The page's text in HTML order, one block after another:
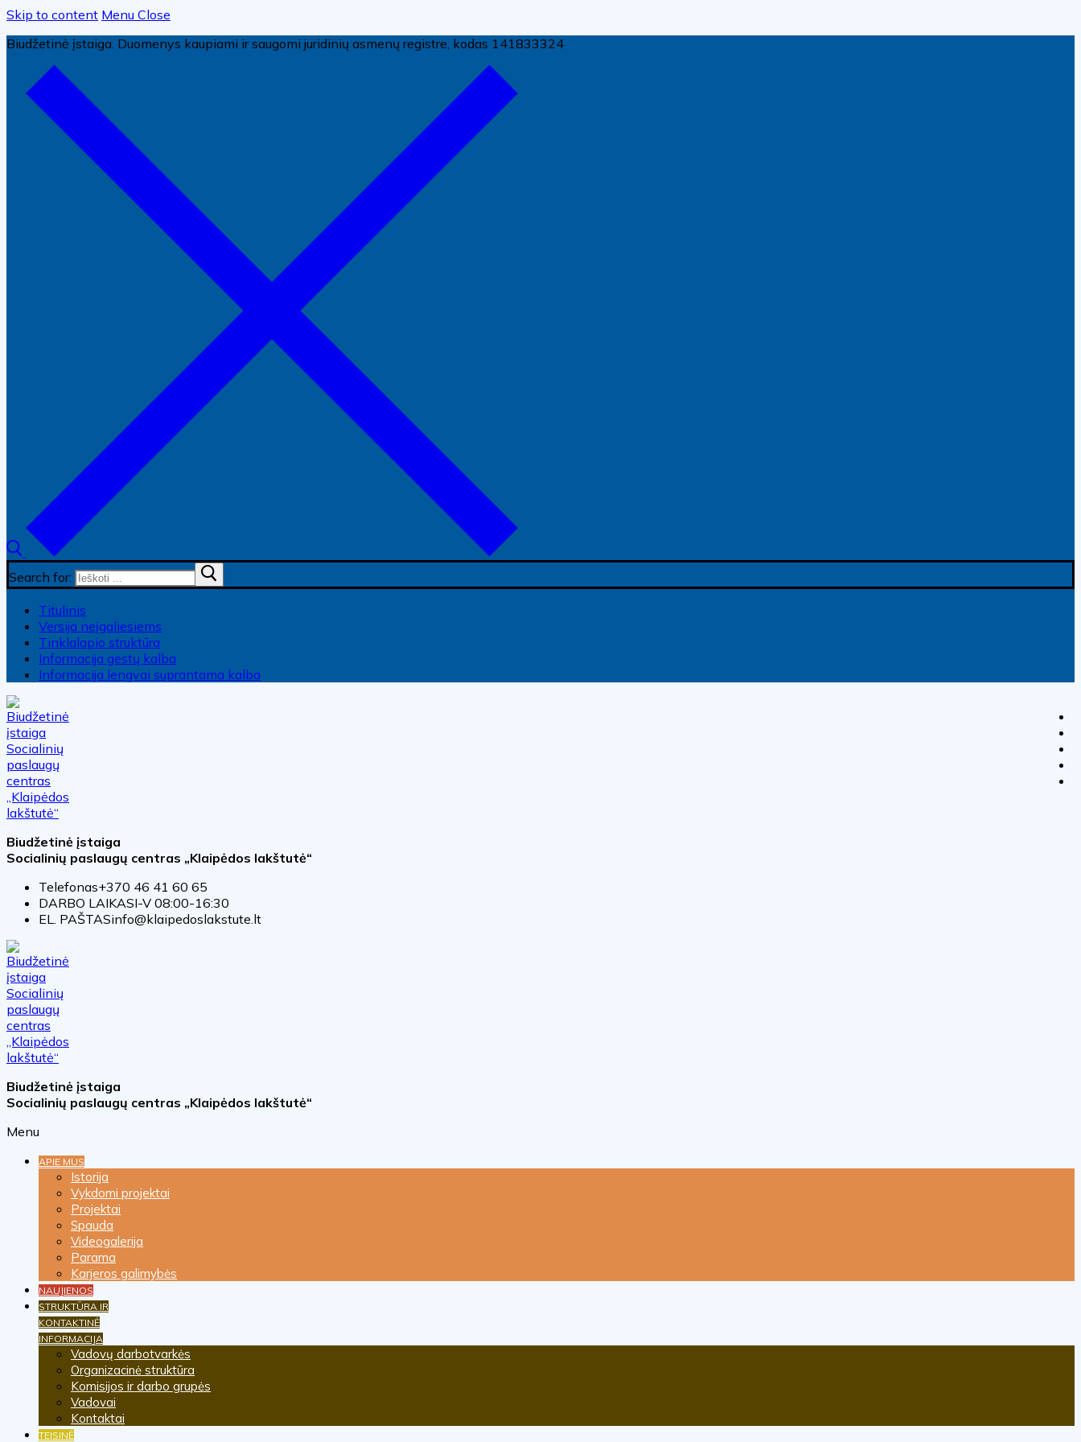
Skip to content Menu Close
Biudžetinė įstaiga. Duomenys kaupiami ir saugomi juridinių asmenų registre, kodas 141833324
Search for:
Titulinis
Versija neįgaliesiems
Tinklalapio struktūra
Informacija gestų kalba
Informacija lengvai suprantama kalba
Biudžetinė įstaiga
Socialinių paslaugų centras „Klaipėdos lakštutė“
Telefonas+370 46 41 60 65
DARBO LAIKASI-V 08:00-16:30
EL. PAŠTASinfo@klaipedoslakstute.lt
Biudžetinė įstaiga
Socialinių paslaugų centras „Klaipėdos lakštutė“
Menu
APIE MUS
Istorija
Vykdomi projektai
Projektai
Spauda
Videogalerija
Parama
Karjeros galimybės
NAUJIENOS
STRUKTŪRA IR
KONTAKTINĖ
INFORMACIJA
Vadovų darbotvarkės
Organizacinė struktūra
Komisijos ir darbo grupės
Vadovai
Kontaktai
TEISINĖ